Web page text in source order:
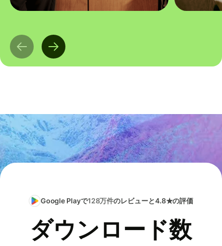
Google Playで128万件のレビューと4.8★の評価
ダウンロード数